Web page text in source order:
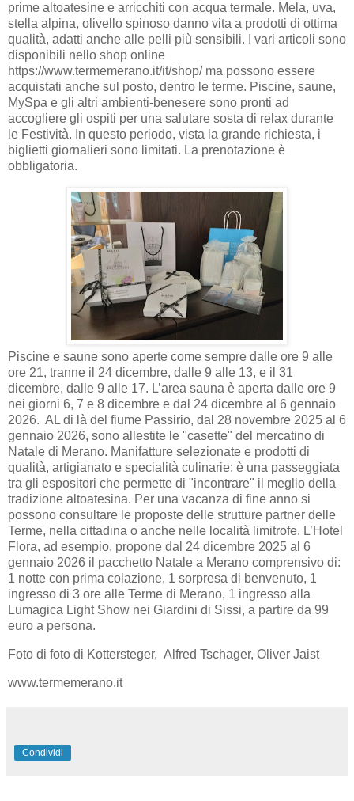
prime altoatesine e arricchiti con acqua termale. Mela, uva,
stella alpina, olivello spinoso danno vita a prodotti di ottima
qualità, adatti anche alle pelli più sensibili. I vari articoli sono
disponibili nello shop online
https://www.termemerano.it/it/shop/ ma possono essere
acquistati anche sul posto, dentro le terme. Piscine, saune,
MySpa e gli altri ambienti-benesere sono pronti ad
accogliere gli ospiti per una salutare sosta di relax durante
le Festività. In questo periodo, vista la grande richiesta, i
biglietti giornalieri sono limitati. La prenotazione è
obbligatoria.
Piscine e saune sono aperte come sempre dalle ore 9 alle
ore 21, tranne il 24 dicembre, dalle 9 alle 13, e il 31
dicembre, dalle 9 alle 17. L’area sauna è aperta dalle ore 9
nei giorni 6, 7 e 8 dicembre e dal 24 dicembre al 6 gennaio
2026. AL di là del fiume Passirio, dal 28 novembre 2025 al 6
gennaio 2026, sono allestite le "casette" del mercatino di
Natale di Merano. Manifatture selezionate e prodotti di
qualità, artigianato e specialità culinarie: è una passeggiata
tra gli espositori che permette di "incontrare" il meglio della
tradizione altoatesina. Per una vacanza di fine anno si
possono consultare le proposte delle strutture partner delle
Terme, nella cittadina o anche nelle località limitrofe. L’Hotel
Flora, ad esempio, propone dal 24 dicembre 2025 al 6
gennaio 2026 il pacchetto Natale a Merano comprensivo di:
1 notte con prima colazione, 1 sorpresa di benvenuto, 1
ingresso di 3 ore alle Terme di Merano, 1 ingresso alla
Lumagica Light Show nei Giardini di Sissi, a partire da 99
euro a persona.
Foto di foto di Kottersteger, Alfred Tschager, Oliver Jaist
www.termemerano.it
Condividi